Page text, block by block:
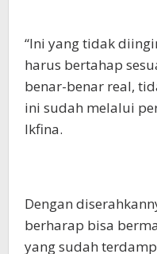
“Ini yang tidak
harus bertahap
benar-benar real,
ini sudah melalui
Ikfina.
Dengan
berharap bisa
yang sudah